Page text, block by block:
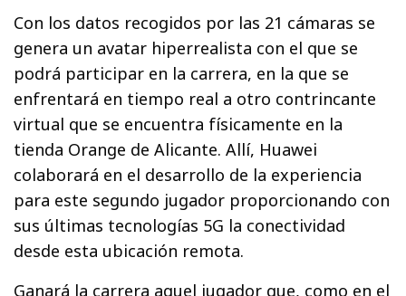
Con los datos recogidos por las 21 cámaras se
genera un avatar hiperrealista con el que se
podrá participar en la carrera, en la que se
enfrentará en tiempo real a otro contrincante
virtual que se encuentra físicamente en la
tienda Orange de Alicante. Allí, Huawei
colaborará en el desarrollo de la experiencia
para este segundo jugador proporcionando con
sus últimas tecnologías 5G la conectividad
desde esta ubicación remota.
Ganará la carrera aquel jugador que, como en el